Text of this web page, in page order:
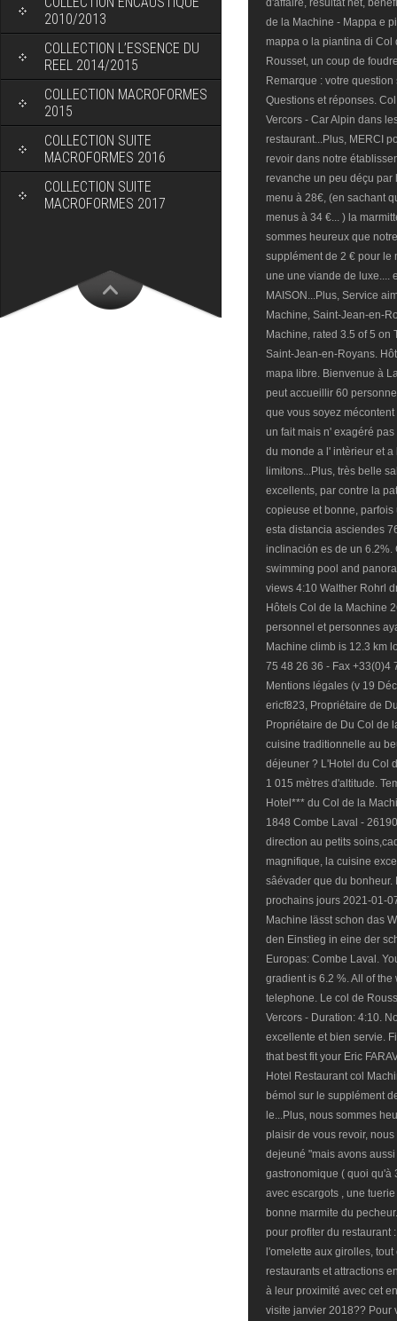
2010/2013
COLLECTION L’ESSENCE DU
REEL 2014/2015
COLLECTION MACROFORMES
2015
COLLECTION SUITE
MACROFORMES 2016
COLLECTION SUITE
MACROFORMES 2017